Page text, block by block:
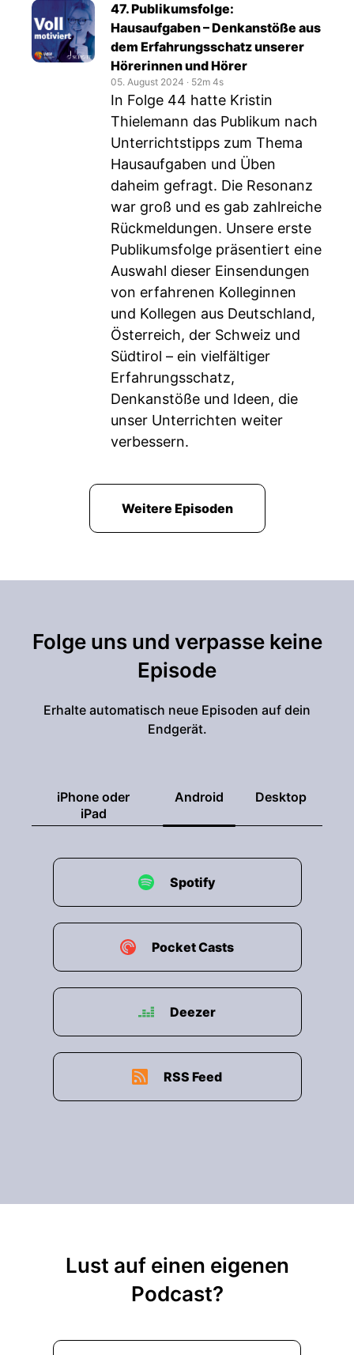
47. Publikumsfolge:
Hausaufgaben – Denkanstöße aus
dem Erfahrungsschatz unserer
Hörerinnen und Hörer
05. August 2024 ‧ 52m 4s
In Folge 44 hatte Kristin
Thielemann das Publikum nach
Unterrichtstipps zum Thema
Hausaufgaben und Üben
daheim gefragt. Die Resonanz
war groß und es gab zahlreiche
Rückmeldungen. Unsere erste
Publikumsfolge präsentiert eine
Auswahl dieser Einsendungen
von erfahrenen Kolleginnen
und Kollegen aus Deutschland,
Österreich, der Schweiz und
Südtirol – ein vielfältiger
Erfahrungsschatz,
Denkanstöße und Ideen, die
unser Unterrichten weiter
verbessern.
Weitere Episoden
Folge uns und verpasse keine
Episode
Erhalte automatisch neue Episoden auf dein
Endgerät.
iPhone oder
iPad
Android Desktop
Spotify
Pocket Casts
Deezer
RSS Feed
Lust auf einen eigenen
Podcast?